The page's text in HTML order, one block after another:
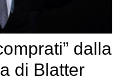
dalla
di Blatter